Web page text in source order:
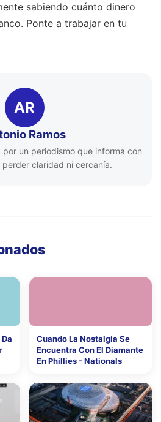
sabiendo cuánto dinero
Ponte a trabajar en tu
AR
Ramos
por un periodismo que informa con
claridad ni cercanía.
Cuando La Nostalgia Se
Encuentra Con El Diamante
En Phillies - Nationals